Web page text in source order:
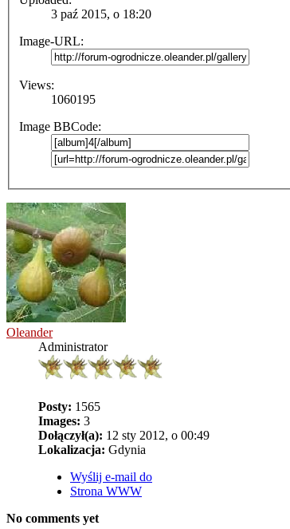
3 paź 2015, o 18:20
Image-URL:
Views:
1060195
Image BBCode:
Oleander
Administrator
Posty: 1565
Images: 3
Dołączył(a): 12 sty 2012, o 00:49
Lokalizacja: Gdynia
Wyślij e-mail do
Strona WWW
No comments yet